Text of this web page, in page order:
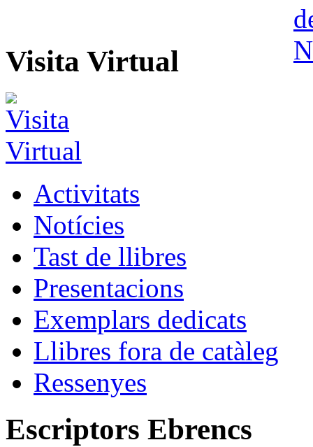
Visita Virtual
Activitats
Notícies
Tast de llibres
Presentacions
Exemplars dedicats
Llibres fora de catàleg
Ressenyes
Escriptors Ebrencs